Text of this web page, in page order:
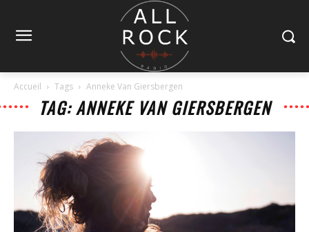
Accueil Tags Anneke Van Giersbergen
TAG: ANNEKE VAN GIERSBERGEN